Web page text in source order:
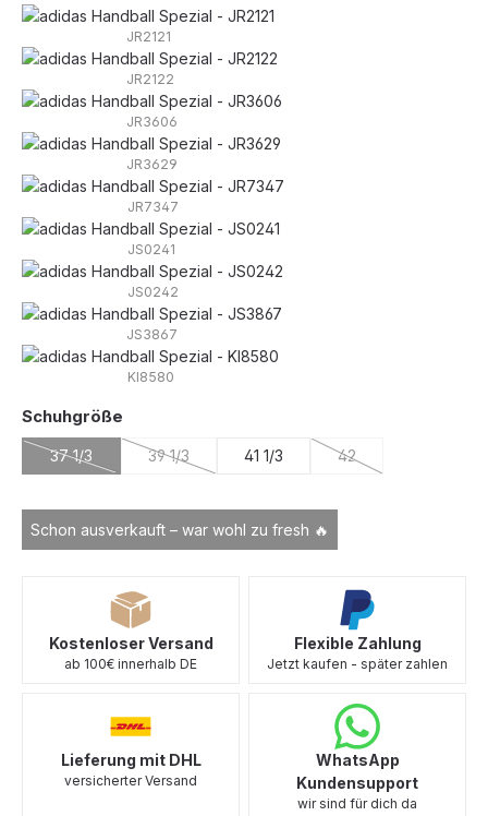
Schon ausverkauft – war wohl zu fresh 🔥
JR2121
JR2122
JR3606
JR3629
JR7347
JS0241
JS0242
JS3867
KI8580
Schuhgröße
37 1/3
(Diese Option ist zurzeit nicht verfügbar.)
39 1/3
(Diese Option ist zurzeit nicht verfügbar.)
41 1/3 42
(Diese Option ist
Kostenloser Versand
ab 100€ innerhalb DE
Flexible Zahlung
Jetzt kaufen - später zahlen
Lieferung mit DHL
versicherter Versand
WhatsApp
Kundensupport
wir sind für dich da